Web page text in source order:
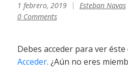
1 febrero, 2019 Esteban Navas
0 Comments
Debes acceder para ver
Acceder. ¿Aún no eres